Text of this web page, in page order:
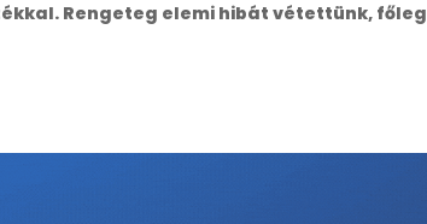
Rengeteg elemi hibát vétettünk, főleg